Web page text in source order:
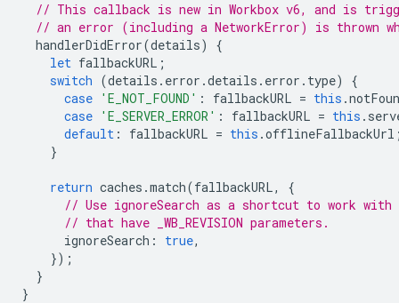
// This callback is new in Workbox v6, and is
// an error (including a NetworkError) is thrown
handlerDidError(details)
{
let fallbackURL ;
switch (details . error .details . error . type)
{
case 'E_NOT_FOUND' : fallbackURL = this .
case 'E_SERVER_ERROR' : fallbackURL = this .
default : fallbackURL = this .offlineFallbackUrl
}
return caches .match(fallbackURL,
{
// Use ignoreSearch as a shortcut to work with
// that have _WB_REVISION parameters.
ignoreSearch : true,
});
}
}